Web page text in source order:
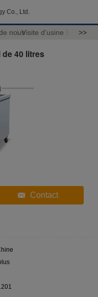
Co., Ltd.
nousVisite d'usine >>
40 litres
Contact